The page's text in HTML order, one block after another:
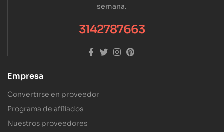
semana.
3142787663
Empresa
Convertirse en proveedor
Programa de afiliados
Nuestros proveedores